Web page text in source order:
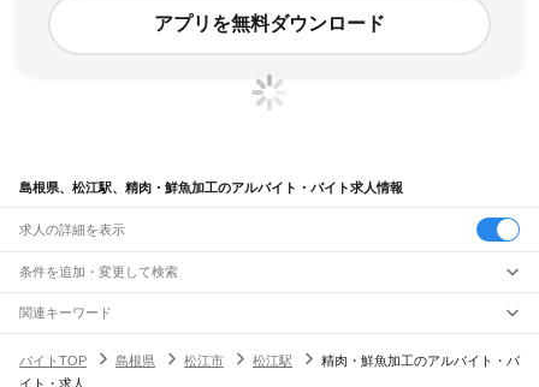
アプリを無料ダウンロード
島根県、松江駅、精肉・鮮魚加工のアルバイト・バイト求人情報
求人の詳細を表示
条件を追加・変更して検索
市区町村を追加・変更
島根県すべて
松江市
駅を追加・変更
関連キーワード
バイトTOP
島根県 松江市 松江駅
精肉・鮮魚加工のアルバイト・バ
イト・求人